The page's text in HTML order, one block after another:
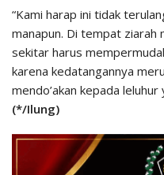
“Kami harap ini tidak
manapun. Di tempat ziarah
sekitar harus
karena kedatangannya
mendo’akan kepada
(*/Ilung)